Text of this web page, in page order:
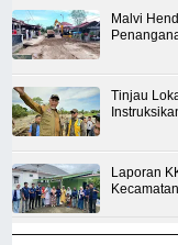
Malvi
Tinjau
Laporan